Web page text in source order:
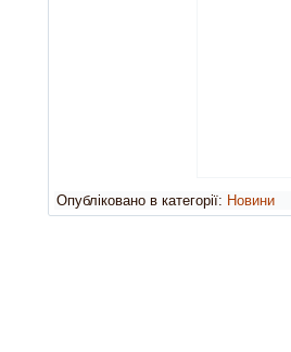
Опубліковано в категорії: Новини